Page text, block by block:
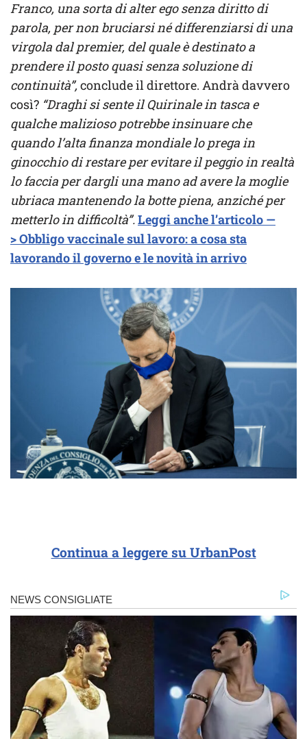
Franco, una sorta di alter ego senza diritto di
parola, per non bruciarsi né differenziarsi di una
virgola dal premier, del quale è destinato a
prendere il posto quasi senza soluzione di
continuità”,conclude il direttore. Andrà davvero
così? “Draghi si sente il Quirinale in tasca e
qualche malizioso potrebbe insinuare che
quando l’alta finanza mondiale lo prega in
ginocchio di restare per evitare il peggio in realtà
lo faccia per dargli una mano ad avere la moglie
ubriaca mantenendo la botte piena, anziché per
metterlo in difficoltà”.Leggi anche l’articolo —
> Obbligo vaccinale sul lavoro: a cosa sta
lavorando il governo e le novità in arrivo
Continua a leggere su UrbanPost